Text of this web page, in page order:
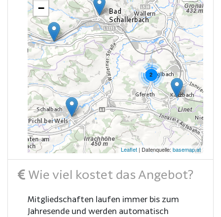
2
−
Leaflet | Datenquelle: basemap.at
Wie viel kostet das Angebot?
Mitgliedschaften laufen immer bis zum
Jahresende und werden automatisch